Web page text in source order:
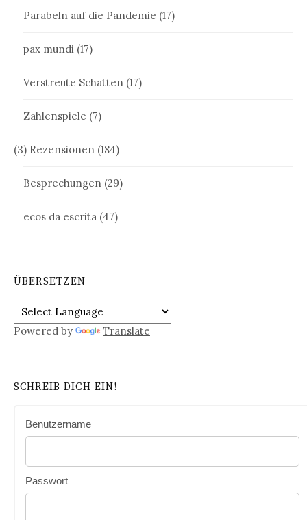
Parabeln auf die Pandemie (17)
pax mundi (17)
Verstreute Schatten (17)
Zahlenspiele (7)
(3) Rezensionen (184)
Besprechungen (29)
ecos da escrita (47)
ÜBERSETZEN
Powered by Translate
SCHREIB DICH EIN!
Benutzername
Passwort